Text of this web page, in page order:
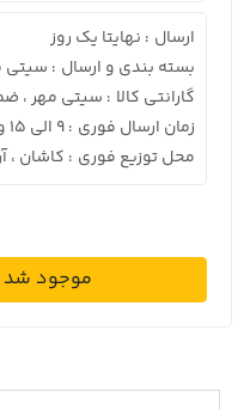
ارسال : نهایتا یک روز
بسته بندی و ارسال : سیتی
گارانتی کالا : سیتی مهر ،
زمان ارسال فوری : 9 الی 15 و 17 الی 23 به جز روز های تعطیل
محل توزیع فوری : کاشان ،
موجود شد